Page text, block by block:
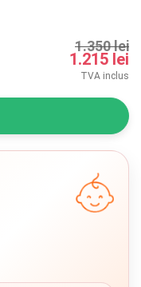
1.350 lei
1.215 lei
TVA inclus
5646 lei